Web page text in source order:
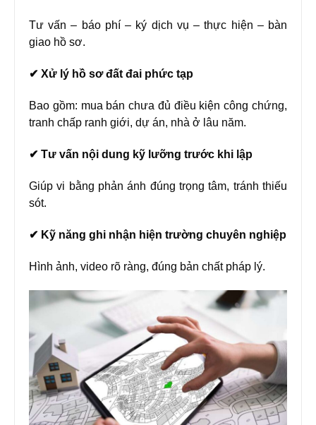
Tư vấn – báo phí – ký dịch vụ – thực hiện – bàn
giao hồ sơ.
✔ Xử lý hồ sơ đất đai phức tạp
Bao gồm: mua bán chưa đủ điều kiện công chứng,
tranh chấp ranh giới, dự án, nhà ở lâu năm.
✔ Tư vấn nội dung kỹ lưỡng trước khi lập
Giúp vi bằng phản ánh đúng trọng tâm, tránh thiếu
sót.
✔ Kỹ năng ghi nhận hiện trường chuyên nghiệp
Hình ảnh, video rõ ràng, đúng bản chất pháp lý.